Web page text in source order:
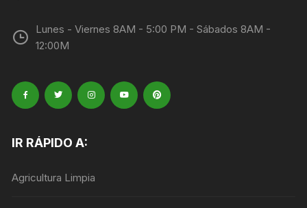
Lunes - Viernes 8AM - 5:00 PM - Sábados 8AM -
12:00M
IR RÁPIDO A:
Agricultura Limpia